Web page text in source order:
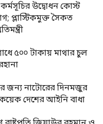
কর্মসূচির উদ্বোধন কোস্ট
প্লাস্টিকমুক্ত সৈকত
৫০০ টাকায় মাথার চুল
জন্য নাটোরের দিনমজুর
কয়েক দেশের আইনি বাধা